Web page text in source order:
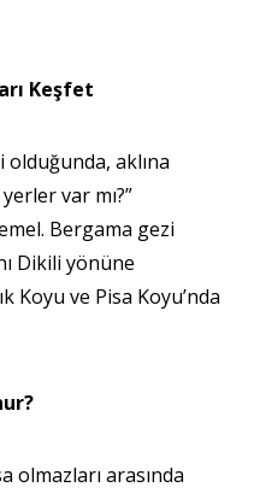
Keşfet
aklına
var mı?”
Bergama gezi
Dikili yönüne
Koyu ve Pisa Koyu’nda
olmazları arasında